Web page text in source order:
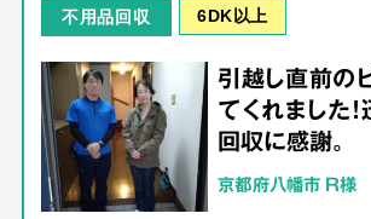
不用品回収 6DK以上
引越し直前の
てくれました
回収に感謝。
京都府八幡市 R様